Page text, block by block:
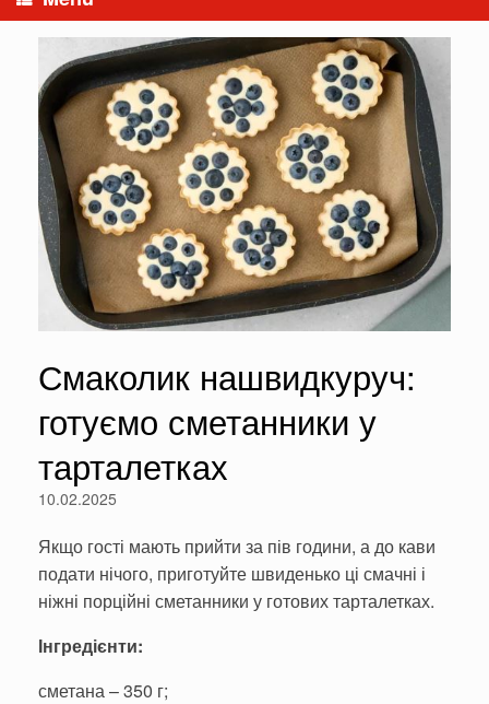
Смаколик нашвидкуруч:
готуємо сметанники у
тарталетках
10.02.2025
Якщо гості мають прийти за пів години, а до кави
подати нічого, приготуйте швиденько ці смачні і
ніжні порційні сметанники у готових тарталетках.
Інгредієнти:
сметана – 350 г;